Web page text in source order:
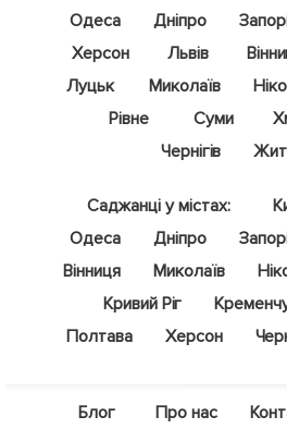
Одеса
Дніпро
Херсон
Львів
Луцьк
Миколаїв
Рівне
Суми
Чернігів
Саджанці у містах:
Одеса
Дніпро
Вінниця
Миколаїв
Кривий Ріг
Полтава
Херсон
Блог Про нас